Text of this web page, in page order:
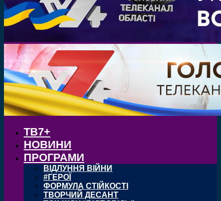
ТВ7+
НОВИНИ
ПРОГРАМИ
ВІДЛУННЯ ВІЙНИ
#ГЕРОЇ
ФОРМУЛА СТІЙКОСТІ
ТВОРЧИЙ ДЕСАНТ